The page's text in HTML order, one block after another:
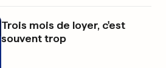
Trois mois de loyer, c'est
souvent trop